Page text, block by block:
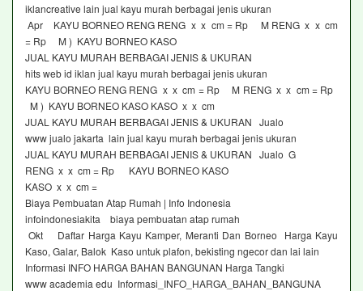
iklancreative lain jual kayu murah berbagai jenis ukuran
Apr KAYU BORNEO RENG RENG x x cm = Rp M RENG x x cm
= Rp M ) KAYU BORNEO KASO
JUAL KAYU MURAH BERBAGAI JENIS & UKURAN
hits web id iklan jual kayu murah berbagai jenis ukuran
KAYU BORNEO RENG RENG x x cm = Rp M RENG x x cm = Rp
M ) KAYU BORNEO KASO KASO x x cm
JUAL KAYU MURAH BERBAGAI JENIS & UKURAN Jualo
www jualo jakarta lain jual kayu murah berbagai jenis ukuran
JUAL KAYU MURAH BERBAGAI JENIS & UKURAN Jualo G
RENG x x cm = Rp KAYU BORNEO KASO
KASO x x cm =
Biaya Pembuatan Atap Rumah | Info Indonesia
infoindonesiakita biaya pembuatan atap rumah
Okt Daftar Harga Kayu Kamper, Meranti Dan Borneo Harga Kayu
Kaso, Galar, Balok Kaso untuk plafon, bekisting ngecor dan lai lain
Informasi INFO HARGA BAHAN BANGUNAN Harga Tangki
www academia edu Informasi_INFO_HARGA_BAHAN_BANGUNA